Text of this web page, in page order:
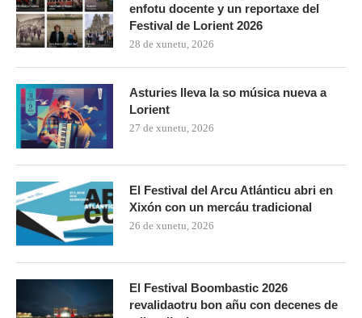
enfotu docente y un reportaxe del
Festival de Lorient 2026
28 de xunetu, 2026
Asturies lleva la so música nueva a
Lorient
27 de xunetu, 2026
El Festival del Arcu Atlánticu abri en
Xixón con un mercáu tradicional
26 de xunetu, 2026
El Festival Boombastic 2026
revalidaotru bon añu con decenes de